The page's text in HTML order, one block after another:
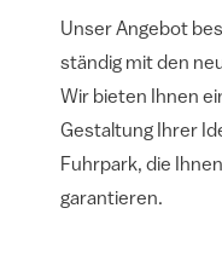
Unser Angebot
ständig mit den
Wir bieten Ihnen
Gestaltung Ihrer
Fuhrpark, die
garantieren.